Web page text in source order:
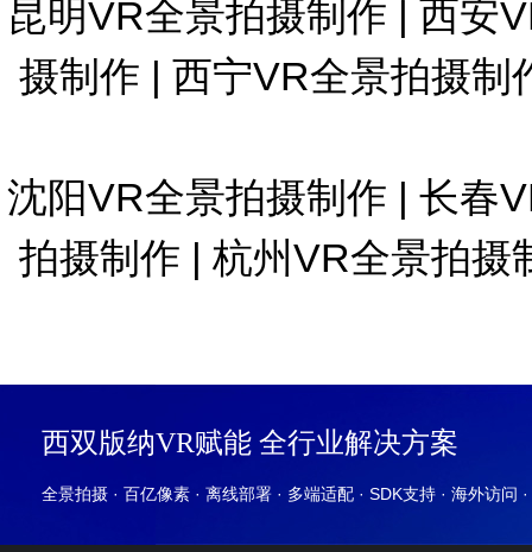
昆明VR全景拍摄制作 | 西安
摄制作 | 西宁VR全景拍摄制
沈阳VR全景拍摄制作 | 长春
拍摄制作 | 杭州VR全景拍摄
西双版纳VR赋能 全行业解决方案
全景拍摄 · 百亿像素 · 离线部署 · 多端适配 · SDK支持 · 海外访问